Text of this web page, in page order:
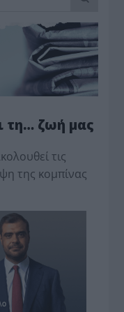
τη… ζωή μας
τις
της κο­μπίνας